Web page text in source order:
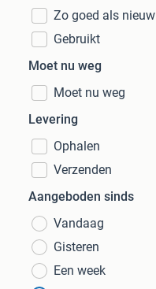
Zo goed als nieuw
Gebruikt
Moet nu weg
Moet nu weg
Levering
Ophalen
Verzenden
Aangeboden sinds
Vandaag
Gisteren
Een week